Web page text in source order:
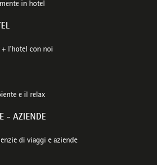
in hotel
+ l'hotel con noi
e il relax
- AZIENDE
di viaggi e aziende